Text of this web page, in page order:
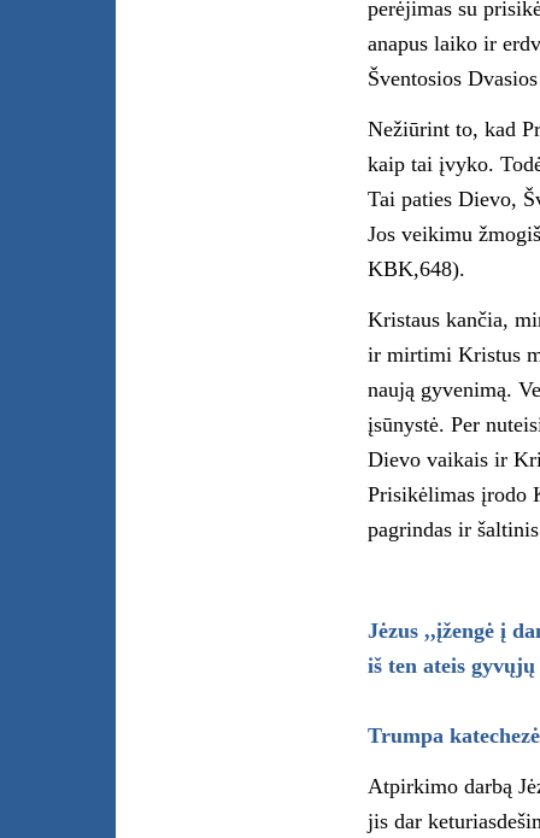
perėjimas su
anapus laiko ir
Šventosios
Nežiūrint to, kad
kaip tai įvyko.
Tai paties Dievo,
Jos veikimu
KBK,648).
Kristaus kančia,
ir mirtimi Kristus
naują gyvenimą.
įsūnystė. Per
Dievo vaikais ir
Prisikėlimas įrodo
pagrindas ir
Jėzus ,,įžengė į
iš ten ateis
Trumpa
Atpirkimo darbą
jis dar